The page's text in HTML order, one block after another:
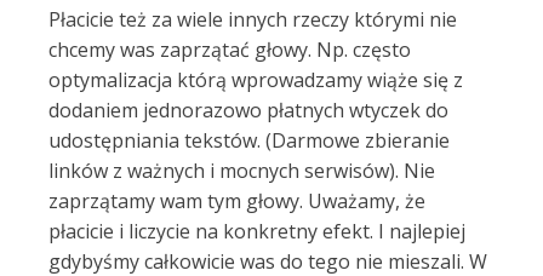
Płacicie też za wiele innych rzeczy którymi nie
chcemy was zaprzątać głowy. Np. często
optymalizacja którą wprowadzamy wiąże się z
dodaniem jednorazowo płatnych wtyczek do
udostępniania tekstów. (Darmowe zbieranie
linków z ważnych i mocnych serwisów). Nie
zaprzątamy wam tym głowy. Uważamy, że
płacicie i liczycie na konkretny efekt. I najlepiej
gdybyśmy całkowicie was do tego nie mieszali. W